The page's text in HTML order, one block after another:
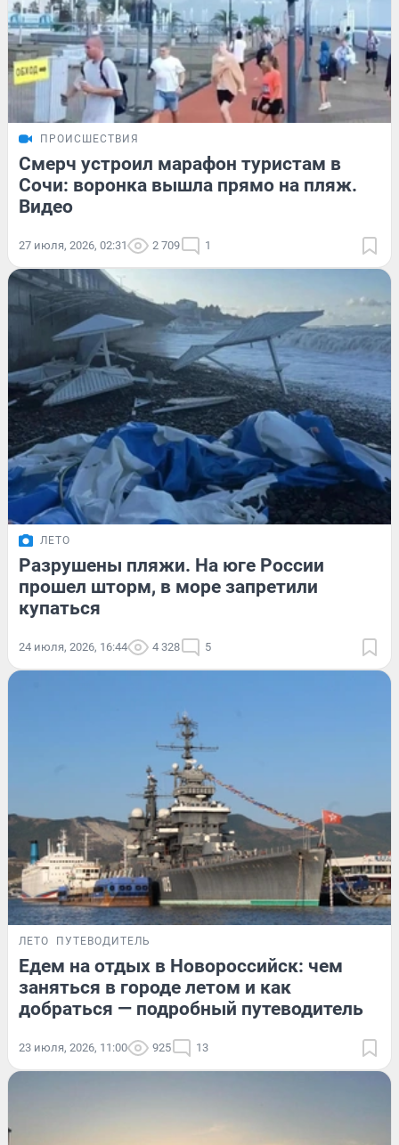
ПРОИСШЕСТВИЯ
Смерч устроил марафон туристам в
Сочи: воронка вышла прямо на пляж.
Видео
27 июля, 2026, 02:31 2 709 1
ЛЕТО
Разрушены пляжи. На юге России
прошел шторм, в море запретили
купаться
24 июля, 2026, 16:44 4 328 5
ЛЕТО ПУТЕВОДИТЕЛЬ
Едем на отдых в Новороссийск: чем
заняться в городе летом и как
добраться — подробный путеводитель
23 июля, 2026, 11:00 925 13